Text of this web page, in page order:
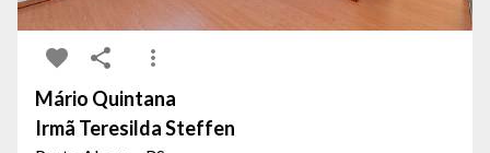
Mário Quintana
Irmã Teresilda Steffen